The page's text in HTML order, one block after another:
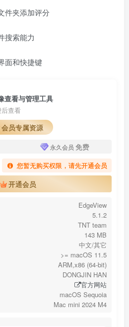
件夹添加评分
搜索能力
面和快捷键
查看与管理工具
查看
会员专属资源
永久会员 免费
您暂无购买权限，请先开通会员
开通会员
EdgeView
5.1.2
TNT team
143 MB
中文/其它
>= macOS 11.5
ARM,x86 (64-bit)
DONGJIN HAN
官方网站
macOS Sequoia
Mac mini 2024 M4